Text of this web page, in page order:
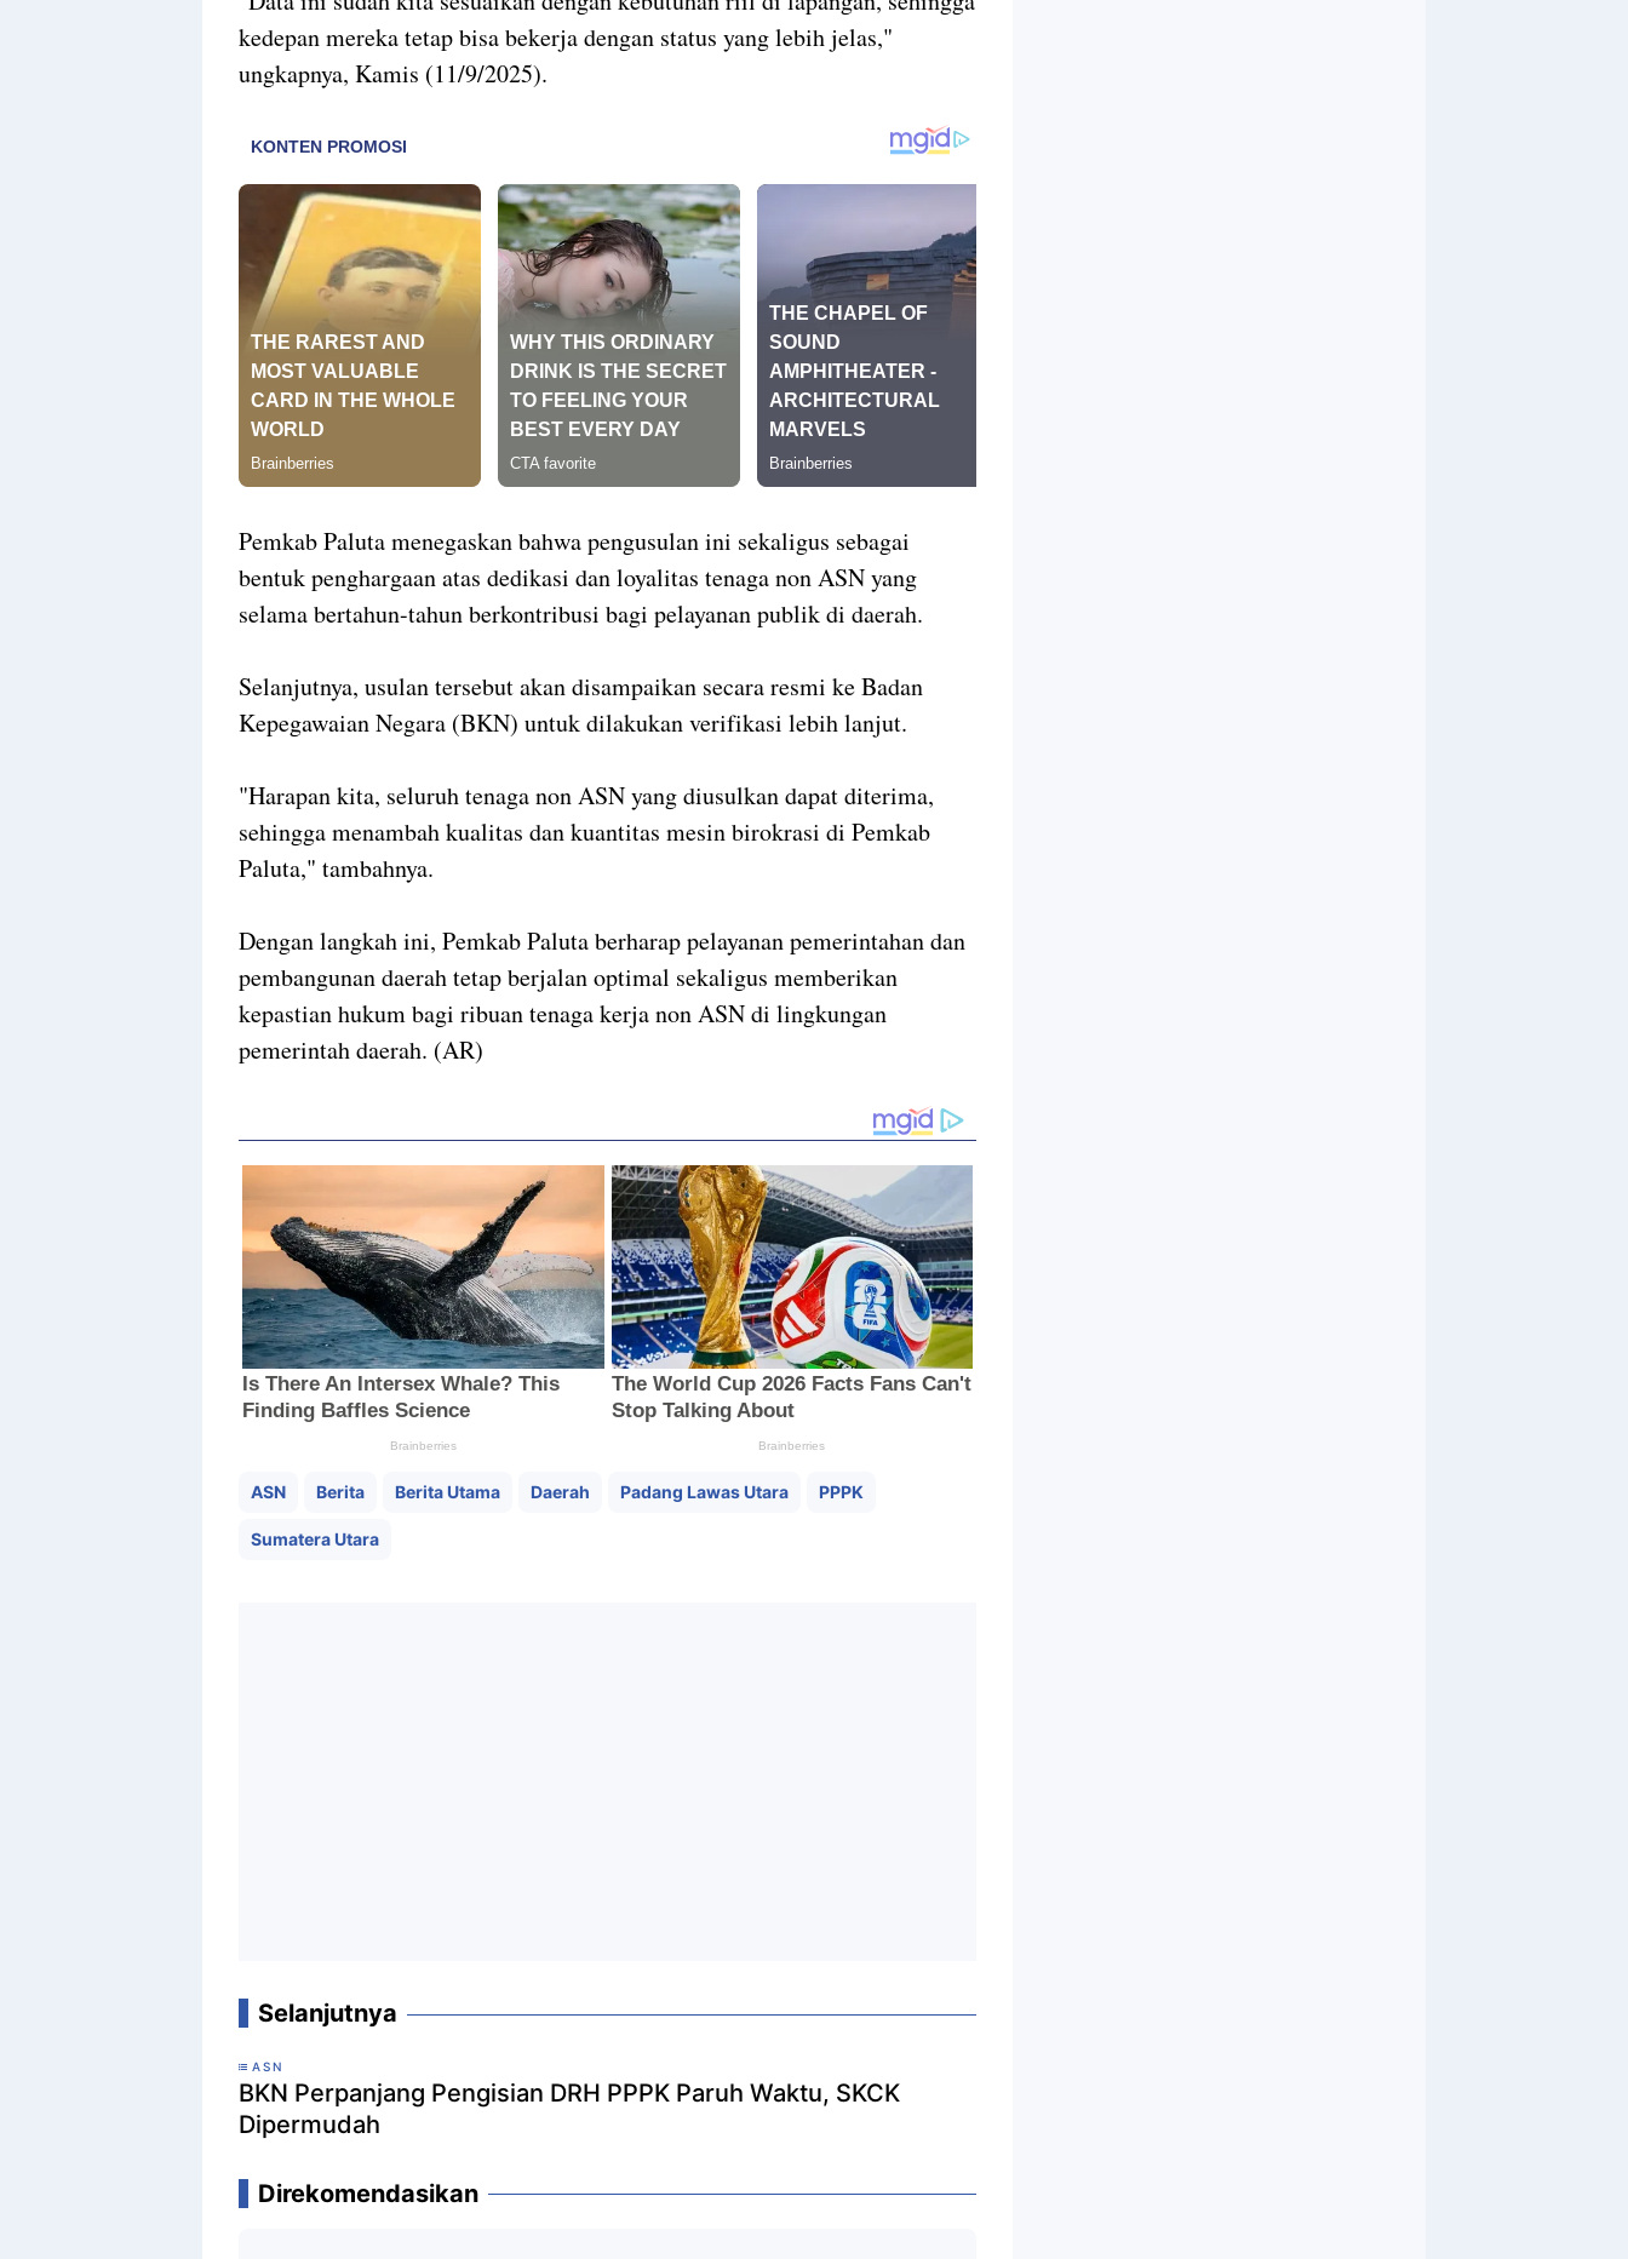
kedepan mereka tetap bisa bekerja dengan status yang lebih jelas,"
ungkapnya, Kamis (11/9/2025).
Pemkab Paluta menegaskan bahwa pengusulan ini sekaligus sebagai
bentuk penghargaan atas dedikasi dan loyalitas tenaga non ASN yang
selama bertahun-tahun berkontribusi bagi pelayanan publik di daerah.
Selanjutnya, usulan tersebut akan disampaikan secara resmi ke Badan
Kepegawaian Negara (BKN) untuk dilakukan verifikasi lebih lanjut.
"Harapan kita, seluruh tenaga non ASN yang diusulkan dapat diterima,
sehingga menambah kualitas dan kuantitas mesin birokrasi di Pemkab
Paluta," tambahnya.
Dengan langkah ini, Pemkab Paluta berharap pelayanan pemerintahan dan
pembangunan daerah tetap berjalan optimal sekaligus memberikan
kepastian hukum bagi ribuan tenaga kerja non ASN di lingkungan
pemerintah daerah. (AR)
ASN Berita Berita Utama Daerah Padang Lawas Utara PPPK
Sumatera Utara
Selanjutnya
ASN
BKN Perpanjang Pengisian DRH PPPK Paruh Waktu, SKCK
Dipermudah
Direkomendasikan